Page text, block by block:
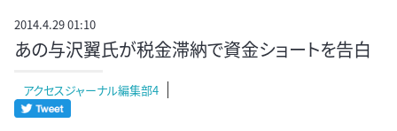
2014.4.29 01:10
あの与沢翼氏が税金滞納で資金ショートを告白
アクセスジャーナル編集部4